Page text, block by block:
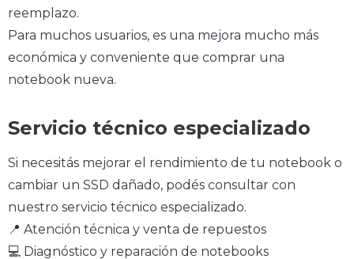
reemplazo.
Para muchos usuarios, es una mejora mucho más
económica y conveniente que comprar una
notebook nueva.
Servicio técnico especializado
Si necesitás mejorar el rendimiento de tu notebook o
cambiar un SSD dañado, podés consultar con
nuestro servicio técnico especializado.
📍 Atención técnica y venta de repuestos
💻 Diagnóstico y reparación de notebooks